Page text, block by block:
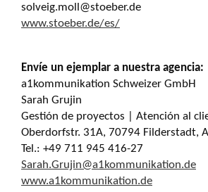
solveig.moll@stoeber.de
www.stoeber.de/es/
Envíe un ejemplar a nuestra agencia:
a1kommunikation Schweizer GmbH
Sarah Grujin
Gestión de proyectos | Atención al
Oberdorfstr. 31A, 70794 Filderstadt,
Tel.: +49 711 945 416-27
Sarah.Grujin@a1kommunikation.de
www.a1kommunikation.de